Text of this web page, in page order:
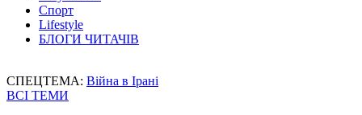
Спорт
Lifestyle
БЛОГИ ЧИТАЧІВ
СПЕЦТЕМА: Війна в Ірані
ВСІ ТЕМИ